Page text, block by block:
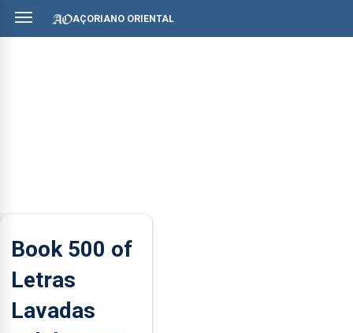
AÇORIANO ORIENTAL
Book 500 of
Letras
Lavadas